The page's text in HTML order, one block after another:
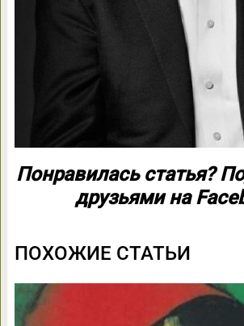
Понравилась статья?
друзьями на
ПОХОЖИЕ СТАТЬИ